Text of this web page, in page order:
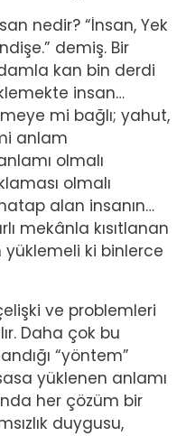
nedir? “İnsan, Yek
demiş. Bir
kan bin derdi
insan…
mi bağlı; yahut,
anlam
olmalı
olmalı
alan insanın…
mekânla kısıtlanan
ki binlerce
ve problemleri
Daha çok bu
“yöntem”
yüklenen anlamı
her çözüm bir
duygusu,